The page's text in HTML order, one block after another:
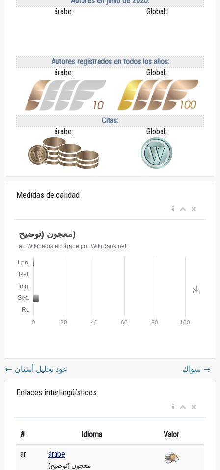
árabe:
Global:
Autores registrados en todos los años:
árabe:
Global:
Citas:
árabe:
Global:
Medidas de calidad
← عود تخليل أسنان →
Enlaces interlingüísticos
# Idioma Valor
ar árabe
معجون (توضيح)